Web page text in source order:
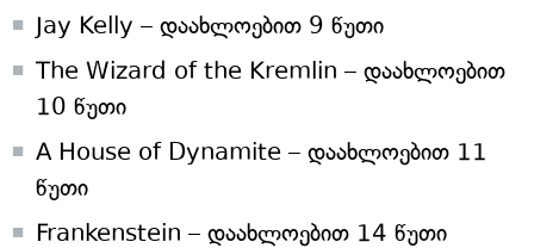
Jay Kelly – დაახლოებით 9 წუთი
The Wizard of the Kremlin – დაახლოებით
10 წუთი
A House of Dynamite – დაახლოებით 11
წუთი
Frankenstein – დაახლოებით 14 წუთი